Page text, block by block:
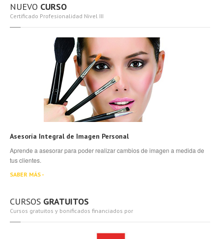
NUEVO CURSO
Certificado Profesionalidad Nivel III
Asesoría Integral de Imagen Personal
Aprende a asesorar para poder realizar cambios de imagen a medida de
tus clientes.
SABER MÁS -
CURSOS GRATUITOS
Cursos gratuitos y bonificados financiados por